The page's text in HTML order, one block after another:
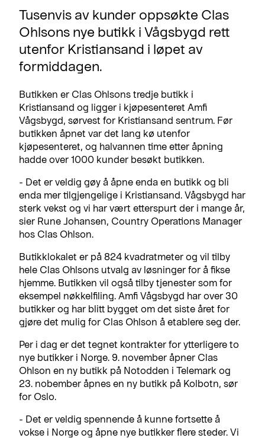
Tusenvis av kunder oppsøkte Clas
Ohlsons nye butikk i Vågsbygd rett
utenfor Kristiansand i løpet av
formiddagen.
Butikken er Clas Ohlsons tredje butikk i
Kristiansand og ligger i kjøpesenteret Amfi
Vågsbygd, sørvest for Kristiansand sentrum. Før
butikken åpnet var det lang kø utenfor
kjøpesenteret, og halvannen time etter åpning
hadde over 1000 kunder besøkt butikken.
- Det er veldig gøy å åpne enda en butikk og bli
enda mer tilgjengelige i Kristiansand. Vågsbygd har
sterk vekst og vi har vært etterspurt der i mange år,
sier Rune Johansen, Country Operations Manager
hos Clas Ohlson.
Butikklokalet er på 824 kvadratmeter og vil tilby
hele Clas Ohlsons utvalg av løsninger for å fikse
hjemme. Butikken vil også tilby tjenester som for
eksempel nøkkelfiling. Amfi Vågsbygd har over 30
butikker og har blitt bygget om det siste året for
gjøre det mulig for Clas Ohlson å etablere seg der.
Per i dag er det tegnet kontrakter for ytterligere to
nye butikker i Norge. 9. november åpner Clas
Ohlson en ny butikk på Notodden i Telemark og
23. nobember åpnes en ny butikk på Kolbotn, sør
for Oslo.
- Det er veldig spennende å kunne fortsette å
vokse i Norge og åpne nye butikker flere steder. Vi